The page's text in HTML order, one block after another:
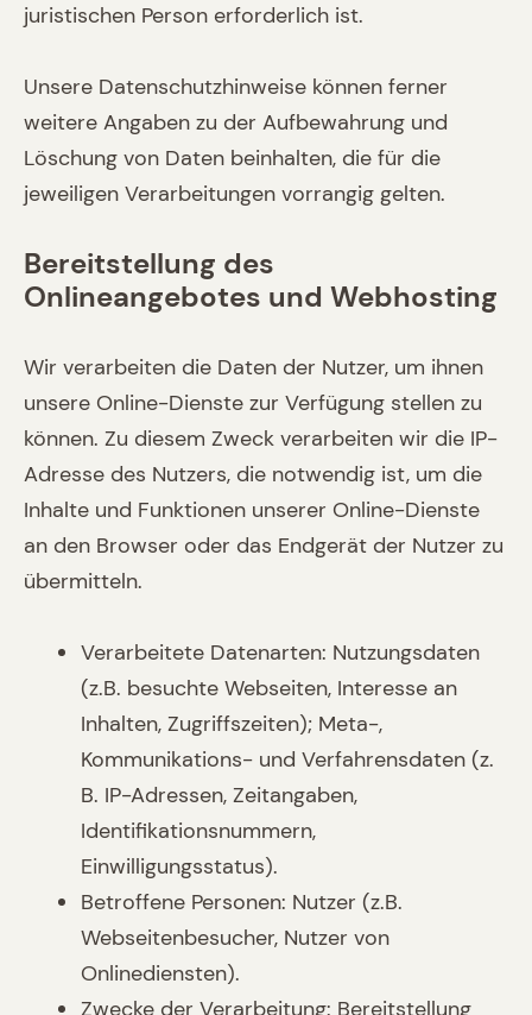
juristischen Person erforderlich ist.
Unsere Datenschutzhinweise können ferner
weitere Angaben zu der Aufbewahrung und
Löschung von Daten beinhalten, die für die
jeweiligen Verarbeitungen vorrangig gelten.
Bereitstellung des
Onlineangebotes und Webhosting
Wir verarbeiten die Daten der Nutzer, um ihnen
unsere Online-Dienste zur Verfügung stellen zu
können. Zu diesem Zweck verarbeiten wir die IP-
Adresse des Nutzers, die notwendig ist, um die
Inhalte und Funktionen unserer Online-Dienste
an den Browser oder das Endgerät der Nutzer zu
übermitteln.
Verarbeitete Datenarten: Nutzungsdaten
(z.B. besuchte Webseiten, Interesse an
Inhalten, Zugriffszeiten); Meta-,
Kommunikations- und Verfahrensdaten (z.
B. IP-Adressen, Zeitangaben,
Identifikationsnummern,
Einwilligungsstatus).
Betroffene Personen: Nutzer (z.B.
Webseitenbesucher, Nutzer von
Onlinediensten).
Zwecke der Verarbeitung: Bereitstellung